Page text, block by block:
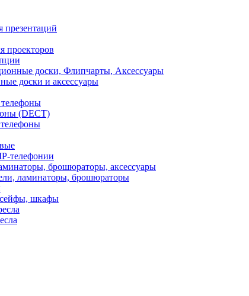
презентаций
проекторов
доски, Флипчарты, Аксессуары
доски и аксессуары
(DECT)
телефонии
брошюраторы, аксессуары
ламинаторы, брошюраторы
шкафы